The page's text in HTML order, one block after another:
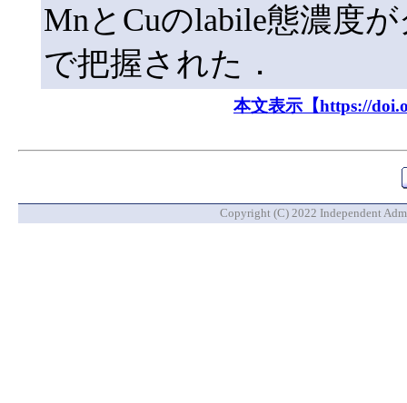
MnとCuのlabile態濃度
で把握された．
本文表示【https://
Copyright (C) 2022 Independent